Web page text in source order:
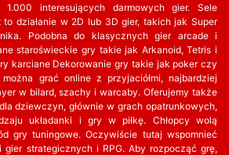
1.000 interesujących darmowych gier. Sele
to działanie w 2D lub 3D gier, takich jak Super
Podobna do klasycznych gier arcade i
staroświeckie gry takie jak Arkanoid, Tetris i
karciane Dekorowanie gry takie jak poker czy
grać online z przyjaciółmi, najbardziej
w bilard, szachy i warcaby. Oferujemy także
dziewczyn, głównie w grach opatrunkowych,
układanki i gry w piłkę. Chłopcy wolą
gry tuningowe. Oczywiście tutaj wspomnieć
strategicznych i RPG. Aby rozpocząć grę,